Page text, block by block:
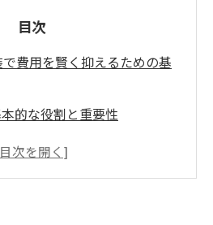
目次
費用を賢く抑えるための基
的な役割と重要性
塗装の平均費用とは